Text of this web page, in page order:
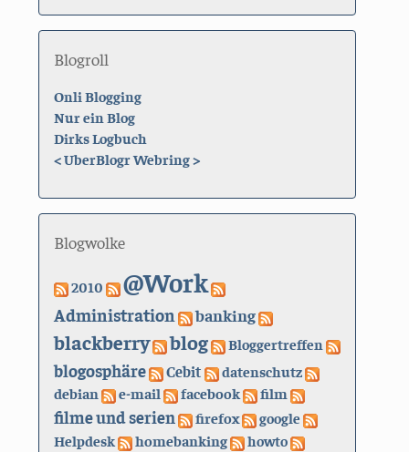
Blogroll
Onli Blogging
Nur ein Blog
Dirks Logbuch
<UberBlogr Webring>
Blogwolke
2010 @Work
Administration banking
blackberry blog Bloggertreffen
blogosphäre Cebit datenschutz
debian e-mail facebook film
filme und serien firefox
google
Helpdesk
homebanking howto